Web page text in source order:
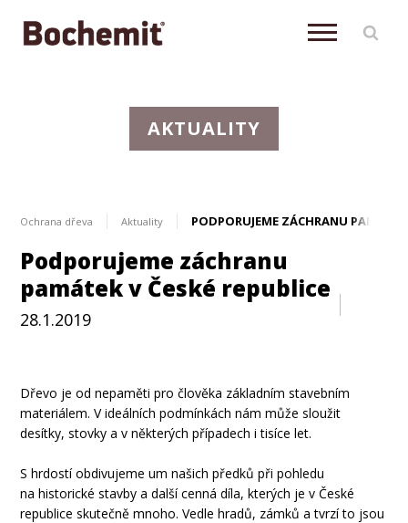
AKTUALITY
Ochrana dřeva Aktuality PODPORUJEME ZÁCHRANU PAMÁTEK
Podporujeme záchranu
památek v České republice
28.1.2019
Dřevo je od nepaměti pro člověka základním stavebním
materiálem. V ideálních podmínkách nám může sloužit
desítky, stovky a v některých případech i tisíce let.
S hrdostí obdivujeme um našich předků při pohledu
na historické stavby a další cenná díla, kterých je v České
republice skutečně mnoho. Vedle hradů, zámků a tvrzí to jsou